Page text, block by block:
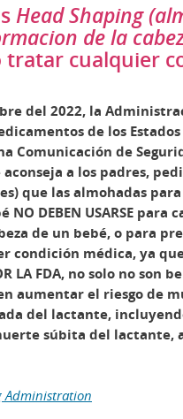
Head Shaping
de la
tratar cualquier
del 2022, la
de los
Comunicación de
a los padres,
que las almohadas
NO DEBEN USARSE para
de un bebé, o para
condición médica, ya que
LA FDA, no solo no son
aumentar el riesgo de
del lactante,
súbita del lactante,
Administration